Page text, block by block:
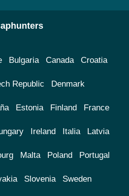
Bulgaria Canada Croatia
Republic Denmark
Estonia Finland France
Ireland Italia Latvia
Malta Poland Portugal
Slovenia Sweden